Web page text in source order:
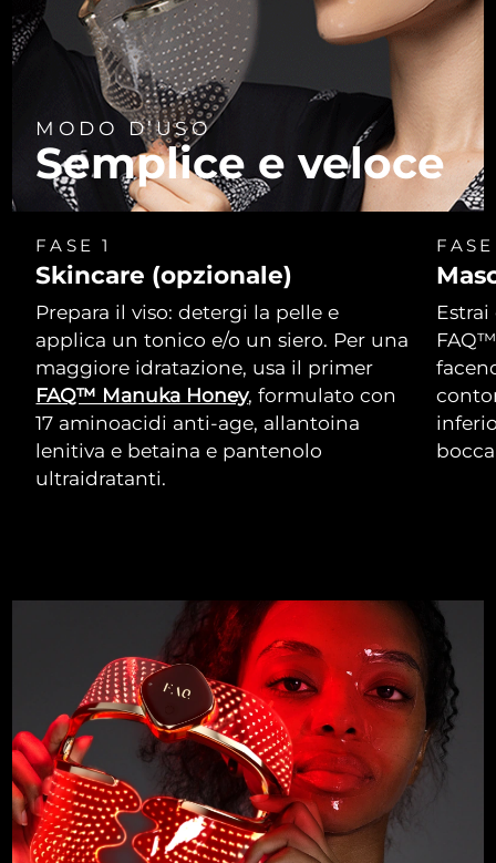
MODO D’USO
Semplice e veloce
FASE 1
Skincare (opzionale)
Prepara il viso: detergi la pelle e
applica un tonico e/o un siero. Per una
maggiore idratazione, usa il primer
FAQ™ Manuka Honey, formulato con
17 aminoacidi anti-age, allantoina
lenitiva e betaina e pantenolo
ultraidratanti.
Regno Unito Consegna stimata8/12/26
Stati Uniti 8/13/26
Uzbekistan Consegna stimata
Vietnam Consegna stimata8/18/26